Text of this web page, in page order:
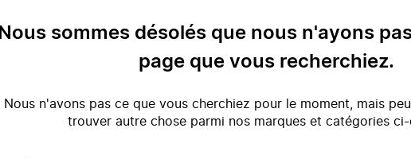
Nous sommes désolés que nous n'ayons
page que vous recherchiez.
Nous n'avons pas ce que vous cherchiez pour le moment, mais
trouver autre chose parmi nos marques et catégories ci-